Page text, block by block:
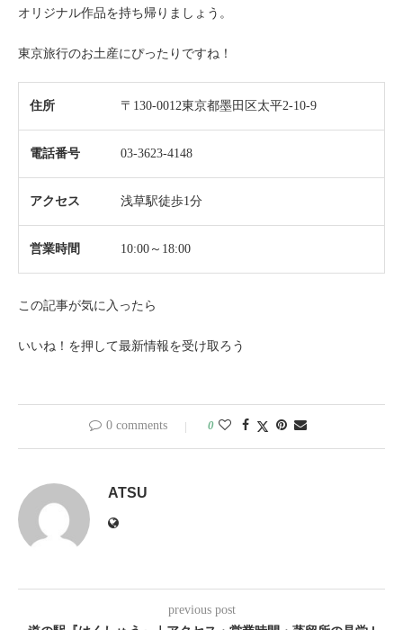
オリジナル作品を持ち帰りましょう。
東京旅行のお土産にぴったりですね！
住所 〒130-0012東京都墨田区太平2-10-9
電話番号 03-3623-4148
アクセス 浅草駅徒歩1分
営業時間 10:00～18:00
この記事が気に入ったら
いいね！を押して最新情報を受け取ろう
0 comments 0
ATSU
previous post